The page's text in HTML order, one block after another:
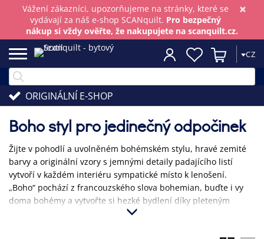
×
Vážení zákazníci, upozorňujeme na stránky, které se
vydávají za náš e-shop SCANquilt. Pro bezpečný
nákup si vždy ověřte, že nakupujete na scanquilt.cz.
CZ
ORIGINÁLNÍ E-SHOP
Boho styl pro jedinečný odpočinek
Žijte v pohodlí a uvolněném bohémském stylu, hravé zemité
barvy a originální vzory s jemnými detaily padajícího listí
vytvoří v každém interiéru sympatické místo k lenošení.
„Boho“ pochází z francouzského slova bohemian, buďte i vy
doma bohémy a vytvořte si hezké bydlení díky pleteným
plédům, sametovým polštářkům a hřejivému povlečení v